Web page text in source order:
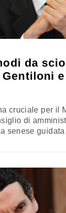
da
cruciale per il
di
senese
la